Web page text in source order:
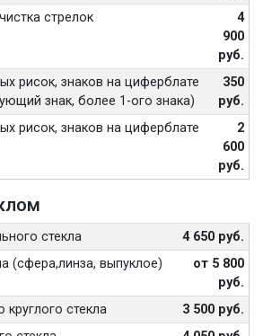
стрелок
4
900
руб.
рисок, знаков на циферблате
знак, более 1-ого знака)
350
руб.
рисок, знаков на циферблате
2
600
руб.
стекла
4 650 руб.
(сфера,линза, выпуклое)
от 5 800
руб.
круглого стекла
3 500 руб.